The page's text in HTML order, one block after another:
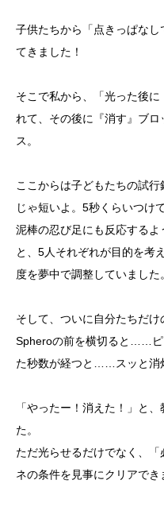
子供たちから「点きっぱな
てきました！
そこで私から、「光った後
れて、その後に『消す』ブ
ス。
ここからは子どもたちの試
じゃ短いよ。5秒くらいつけ
泥棒の忍び足にも反応するよ
と、5人それぞれが目的を考
度を夢中で調整していました。
そして、ついに自分たちだけ
Spheroの前を横切ると……ピ
た秒数が経つと……スッと消
「やったー！消えた！」と
た。
ただ光らせるだけでなく、
ネの条件を見事にクリアでき